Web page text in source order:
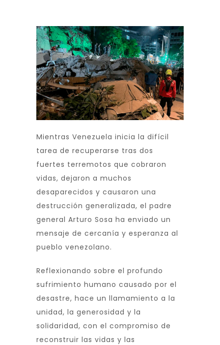
Mientras Venezuela inicia la difícil
tarea de recuperarse tras dos
fuertes terremotos que cobraron
vidas, dejaron a muchos
desaparecidos y causaron una
destrucción generalizada, el padre
general Arturo Sosa ha enviado un
mensaje de cercanía y esperanza al
pueblo venezolano.
Reflexionando sobre el profundo
sufrimiento humano causado por el
desastre, hace un llamamiento a la
unidad, la generosidad y la
solidaridad, con el compromiso de
reconstruir las vidas y las